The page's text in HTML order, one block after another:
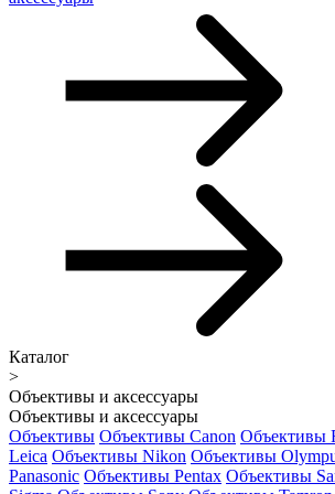
Каталог
>
Объективы и аксессуары
Объективы и аксессуары
Объективы Объективы Canon Объективы
Leica Объективы Nikon Объективы
Panasonic Объективы Pentax Объективы